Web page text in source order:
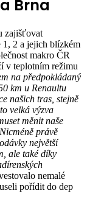
Brna
zajišťovat
1, 2 a jejich blízkém
makro ČR
v teplotním režimu
na předpokládaný
km u Renaultu
našich tras, stejně
velká výzva
měnit naše
právě
největší
ale také díky
nemalé
pořídit do dep